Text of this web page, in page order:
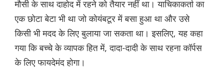
मौसी के साथ दाहोद में रहने को तैयार नहीं था। याचिकाकर्ता का
एक छोटा बेटा भी था जो कोयंबटूर में बसा हुआ था और उसे
किसी भी मदद के लिए बुलाया जा सकता था। इसलिए, यह कहा
गया कि बच्चे के व्यापक हित में, दादा-दादी के साथ रहना कॉर्पस
के लिए फायदेमंद होगा।